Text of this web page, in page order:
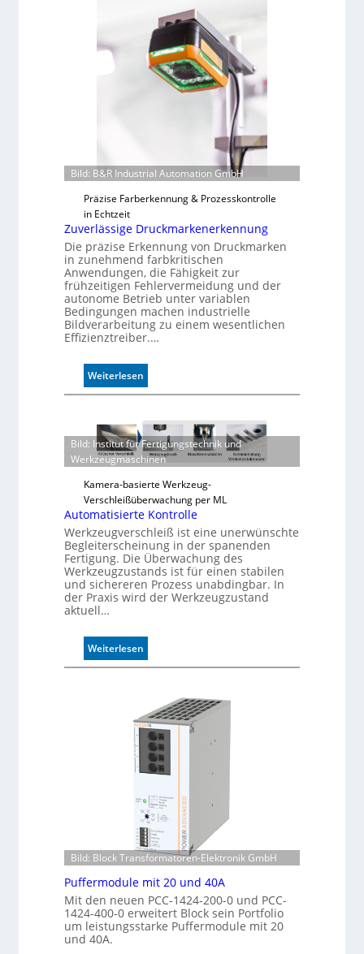
Bild: B&R Industrial Automation GmbH
Präzise Farberkennung & Prozesskontrolle
in Echtzeit
Zuverlässige Druckmarkenerkennung
Die präzise Erkennung von Druckmarken
in zunehmend farbkritischen
Anwendungen, die Fähigkeit zur
frühzeitigen Fehlervermeidung und der
autonome Betrieb unter variablen
Bedingungen machen industrielle
Bildverarbeitung zu einem wesentlichen
Effizienztreiber.…
Weiterlesen
Z
v
e
r
l
ä
s
s
i
g
e
D
r
u
k
a
e
n
e
k
n
n
u
n
g
Bild: Institut für Fertigungstechnik und
Werkzeugmaschinen
Kamera-basierte Werkzeug-
Verschleißüberwachung per ML
Automatisierte Kontrolle
Werkzeugverschleiß ist eine unerwünschte
Begleiterscheinung in der spanenden
Fertigung. Die Überwachung des
Werkzeugzustands ist für einen stabilen
und sichereren Prozess unabdingbar. In
der Praxis wird der Werkzeugzustand
aktuell…
Weiterlesen
A
m
a
i
i
e
r
t
e
K
n
t
Bild: Block Transformatoren-Elektronik GmbH
Puffermodule mit 20 und 40A
Mit den neuen PCC-1424-200-0 und PCC-
1424-400-0 erweitert Block sein Portfolio
um leistungsstarke Puffermodule mit 20
und 40A.